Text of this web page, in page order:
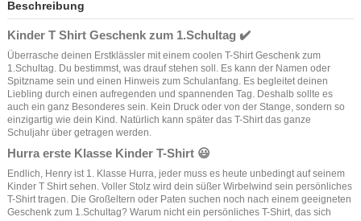
Beschreibung
Kinder T Shirt Geschenk zum 1.Schultag ✔️
Überrasche deinen Erstklässler mit einem coolen T-Shirt Geschenk zum
1.Schultag. Du bestimmst, was drauf stehen soll. Es kann der Namen oder
Spitzname sein und einen Hinweis zum Schulanfang. Es begleitet deinen
Liebling durch einen aufregenden und spannenden Tag. Deshalb sollte es
auch ein ganz Besonderes sein. Kein Druck oder von der Stange, sondern so
einzigartig wie dein Kind. Natürlich kann später das T-Shirt das ganze
Schuljahr über getragen werden.
Hurra erste Klasse Kinder T-Shirt 😃
Endlich, Henry ist 1. Klasse Hurra, jeder muss es heute unbedingt auf seinem
Kinder T Shirt sehen. Voller Stolz wird dein süßer Wirbelwind sein persönliches
T-Shirt tragen. Die Großeltern oder Paten suchen noch nach einem geeigneten
Geschenk zum 1.Schultag? Warum nicht ein persönliches T-Shirt, das sich